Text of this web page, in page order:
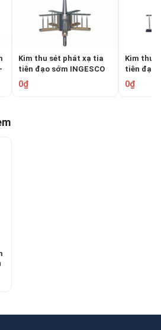
Kim thu sét phát xạ tia
tiên đạo sớm INGESCO
PDC 5.3
0₫
Kim thu
tiên đạo
PDC 6.3
0₫